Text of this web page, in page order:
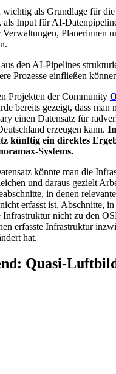
wichtig als Grundlage für
als Input für AI-
Planerinnen
den AI-Pipelines
Prozesse einfließen
Projekten der Community
bereits gezeigt, dass man
einen Datensatz für
erzeugen kann.
künftig ein direktes
Systems.
könnte man die
und daraus gezielt
in denen
erfasst ist, Abschnitte,
nicht zu den
erfasste Infrastruktur
hat.
Quasi-